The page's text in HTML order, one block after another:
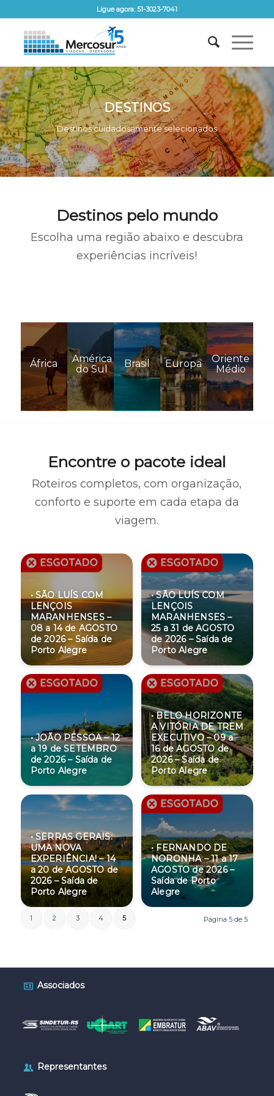
Ligue agora: 51-3023-7041
DESTINOS
Destinos cuidadosamente selecionados
Destinos pelo mundo
Escolha uma região abaixo e descubra
experiências incríveis!
África
América
do Sul
Brasil Europa
Oriente
Médio
Encontre o pacote ideal
Roteiros completos, com organização,
conforto e suporte em cada etapa da
viagem.
• SÃO LUÍS COM
LENÇOIS
MARANHENSES –
08 a 14 de AGOSTO
de 2026 – Saída de
Porto Alegre
• SÃO LUÍS COM
LENÇOIS
MARANHENSES –
25 a 31 de AGOSTO
de 2026 – Saída de
Porto Alegre
• JOÃO PESSOA – 12
a 19 de SETEMBRO
de 2026 – Saída de
Porto Alegre
• BELO HORIZONTE
A VITÓRIA DE TREM
EXECUTIVO – 09 a
16 de AGOSTO de
2026 – Saída de
Porto Alegre
• SERRAS GERAIS:
UMA NOVA
EXPERIÊNCIA! – 14
a 20 de AGOSTO de
2026 – Saída de
Porto Alegre
• FERNANDO DE
NORONHA – 11 a 17
AGOSTO de 2026 –
Saída de Porto
Alegre
Página 5 de 5
1 2 3 4 5
Associados
Representantes